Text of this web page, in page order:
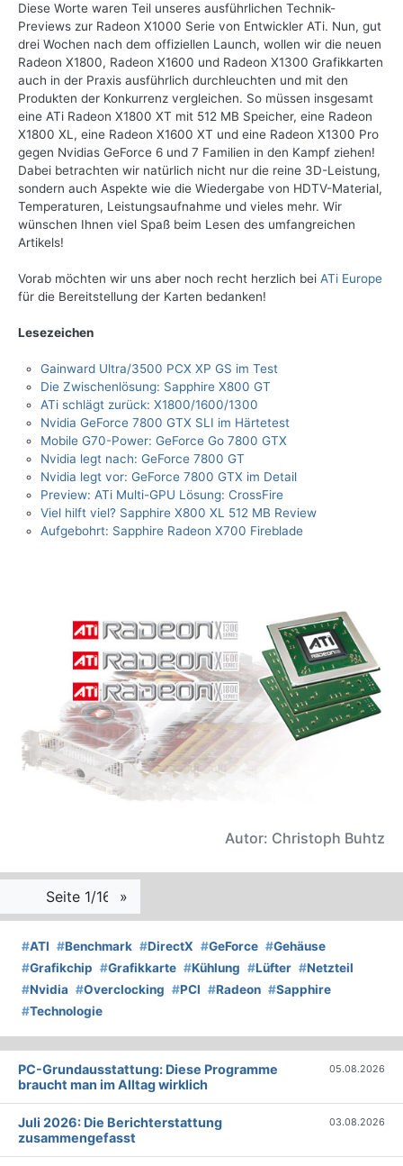
Diese Worte waren Teil unseres ausführlichen Technik-
Previews zur Radeon X1000 Serie von Entwickler ATi. Nun, gut
drei Wochen nach dem offiziellen Launch, wollen wir die neuen
Radeon X1800, Radeon X1600 und Radeon X1300 Grafikkarten
auch in der Praxis ausführlich durchleuchten und mit den
Produkten der Konkurrenz vergleichen. So müssen insgesamt
eine ATi Radeon X1800 XT mit 512 MB Speicher, eine Radeon
X1800 XL, eine Radeon X1600 XT und eine Radeon X1300 Pro
gegen Nvidias GeForce 6 und 7 Familien in den Kampf ziehen!
Dabei betrachten wir natürlich nicht nur die reine 3D-Leistung,
sondern auch Aspekte wie die Wiedergabe von HDTV-Material,
Temperaturen, Leistungsaufnahme und vieles mehr. Wir
wünschen Ihnen viel Spaß beim Lesen des umfangreichen
Artikels!
Vorab möchten wir uns aber noch recht herzlich bei ATi Europe
für die Bereitstellung der Karten bedanken!
Lesezeichen
Gainward Ultra/3500 PCX XP GS im Test
Die Zwischenlösung: Sapphire X800 GT
ATi schlägt zurück: X1800/1600/1300
Nvidia GeForce 7800 GTX SLI im Härtetest
Mobile G70-Power: GeForce Go 7800 GTX
Nvidia legt nach: GeForce 7800 GT
Nvidia legt vor: GeForce 7800 GTX im Detail
Preview: ATi Multi-GPU Lösung: CrossFire
Viel hilft viel? Sapphire X800 XL 512 MB Review
Aufgebohrt: Sapphire Radeon X700 Fireblade
Autor: Christoph Buhtz
Seite 1/16 »
#ATI #Benchmark #DirectX #GeForce #Gehäuse
#Grafikchip #Grafikkarte #Kühlung #Lüfter #Netzteil
#Nvidia #Overclocking #PCI #Radeon #Sapphire
#Technologie
PC-Grundausstattung: Diese Programme
braucht man im Alltag wirklich
05.08.2026
Juli 2026: Die Bericht­erstattung
zusammengefasst
03.08.2026